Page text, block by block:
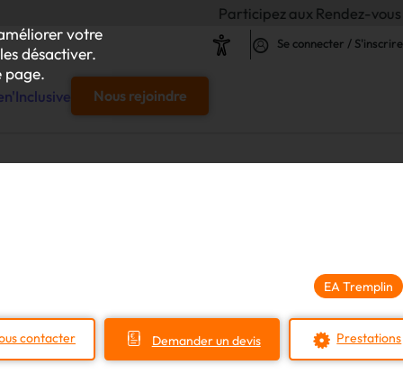
votre
désactiver.
page.
Participez aux Rendez-vous de
Se connecter / S'inscrire
Nous rejoindre
EA Tremplin
contacter Demander un devis Prestations